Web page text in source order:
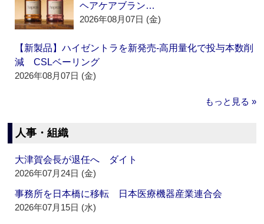
ヘアケアブラン…
2026年08月07日 (金)
【新製品】ハイゼントラを新発売‐高用量化で投与本数削
減 CSLベーリング
2026年08月07日 (金)
もっと見る »
人事・組織
大津賀会長が退任へ ダイト
2026年07月24日 (金)
事務所を日本橋に移転 日本医療機器産業連合会
2026年07月15日 (水)